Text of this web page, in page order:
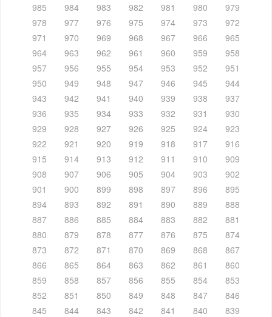
985
984 983 982 981 980
979
978
977 976 975 974 973
972
971
970 969 968 967 966
965
964
963 962 961 960 959
958
957
956 955 954 953 952
951
950
949 948 947 946 945
944
943
942 941 940 939 938
937
936
935 934 933 932 931
930
929
928 927 926 925 924
923
922
921 920 919 918 917
916
915
914 913 912 911 910
909
908
907 906 905 904 903
902
901
900 899 898 897 896
895
894
893 892 891 890 889
888
887
886 885 884 883 882
881
880
879 878 877 876 875
874
873
872 871 870 869 868
867
866
865 864 863 862 861
860
859
858 857 856 855 854
853
852
851 850 849 848 847
846
845
844 843 842 841 840
839